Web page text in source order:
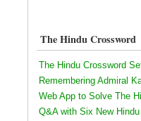
The Hindu Crossword
The Hindu Crossword
Remembering Admiral
Web App to Solve The
Q&A with Six New